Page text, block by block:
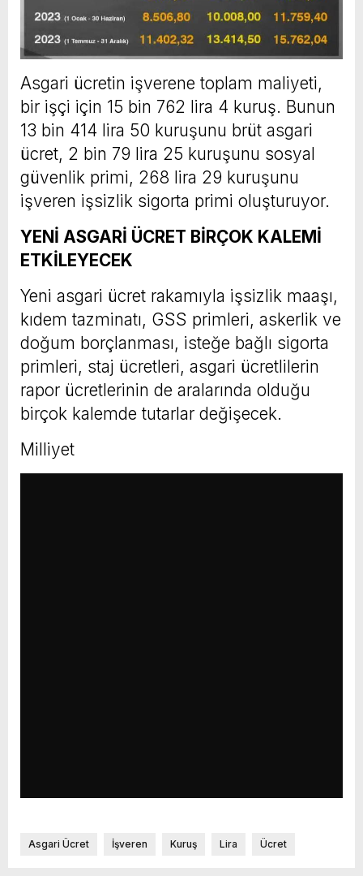
Asgari ücretin işverene toplam maliyeti,
bir işçi için 15 bin 762 lira 4 kuruş. Bunun
13 bin 414 lira 50 kuruşunu brüt asgari
ücret, 2 bin 79 lira 25 kuruşunu sosyal
güvenlik primi, 268 lira 29 kuruşunu
işveren işsizlik sigorta primi oluşturuyor.
YENİ ASGARİ ÜCRET BİRÇOK KALEMİ
ETKİLEYECEK
Yeni asgari ücret rakamıyla işsizlik maaşı,
kıdem tazminatı, GSS primleri, askerlik ve
doğum borçlanması, isteğe bağlı sigorta
primleri, staj ücretleri, asgari ücretlilerin
rapor ücretlerinin de aralarında olduğu
birçok kalemde tutarlar değişecek.
Milliyet
Asgari Ücret İşveren Kuruş Lira Ücret